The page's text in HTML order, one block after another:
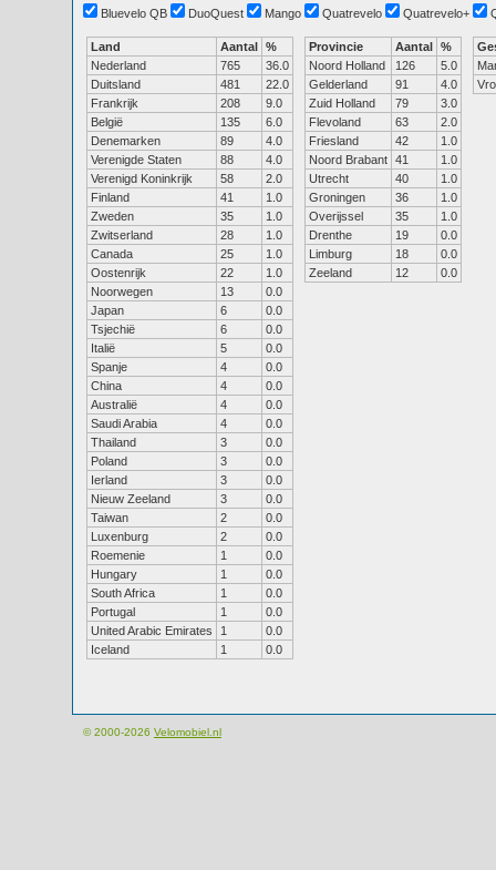
Bluevelo QB
DuoQuest Mango Quatrevelo Quatrevelo+
Land Aantal %
Nederland
765
36.0
Duitsland
481
22.0
Frankrijk
208
9.0
België
135
6.0
Denemarken
89
4.0
Verenigde Staten
88
4.0
Verenigd Koninkrijk
58
2.0
Finland
41
1.0
Zweden
35
1.0
Zwitserland
28
1.0
Canada
25
1.0
Oostenrijk
22
1.0
Noorwegen
13
0.0
Japan
6
0.0
Tsjechië
6
0.0
Italië
5
0.0
Spanje
4
0.0
China
4
0.0
Australië
4
0.0
Saudi Arabia
4
0.0
Thailand
3
0.0
Poland
3
0.0
Ierland
3
0.0
Nieuw Zeeland
3
0.0
Taiwan
2
0.0
Luxenburg
2
0.0
Roemenie
1
0.0
Hungary
1
0.0
South Africa
1
0.0
Portugal
1
0.0
United Arabic Emirates
1
0.0
Iceland
1 0.0
Provincie Aantal %
Noord Holland
126
5.0
Gelderland
91
4.0
Zuid Holland
79
3.0
Flevoland
63
2.0
Friesland
42
1.0
Noord Brabant 41
1.0
Utrecht
40
1.0
Groningen
36
1.0
Overijssel
35
1.0
Drenthe
19
0.0
Limburg
18
0.0
Zeeland
12 0.0
© 2000-2026 Velomobiel.nl